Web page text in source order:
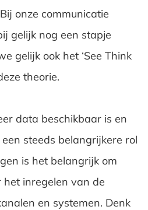
onze communicatie
gelijk nog een stapje
gelijk ook het ‘See Think
theorie.
data beschikbaar is en
steeds belangrijkere rol
is het belangrijk om
inregelen van de
en systemen. Denk